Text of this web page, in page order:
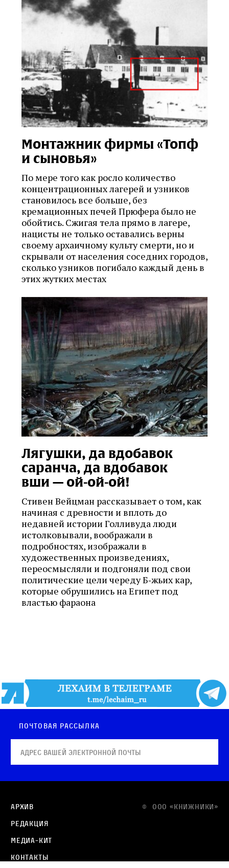
Монтажник фирмы «Топф
и сыновья»
По мере того как росло количество
концентрационных лагерей и узников
становилось все больше, без
кремационных печей Прюфера было не
обойтись. Cжигая тела прямо в лагере,
нацисты не только оставались верны
своему архаичному культу смерти, но и
скрывали от населения соседних городов,
сколько узников погибало каждый день в
этих жутких местах
Лягушки, да вдобавок
саранча, да вдобавок
вши — ой‑ой‑ой!
Стивен Вейцман рассказывает о том, как
начиная с древности и вплоть до
недавней истории Голливуда люди
истолковывали, воображали в
подробностях, изображали в
художественных произведениях,
переосмысляли и подгоняли под свои
политические цели череду Б‑жьих кар,
которые обрушились на Египет под
властью фараона
Почтовая рассылка
© OOO «КНИЖНИКИ»
Архив
Редакция
Медиа-кит
Контакты